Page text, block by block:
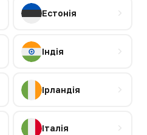
Естонія
Індія
Ірландія
Італія